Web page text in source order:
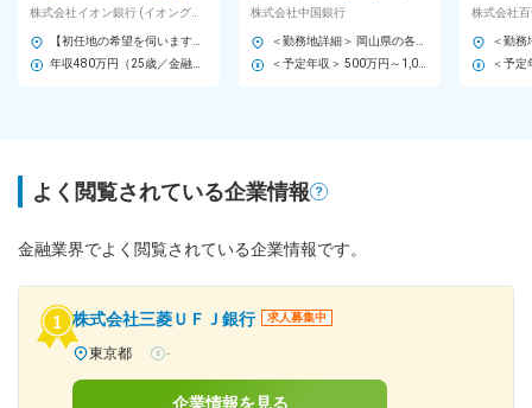
の自社サービスの提案など
をお任せ
残業月15H程度◇キャリア
パス豊富◇ノー残業デー
株式会社中国銀行
旅行会社
者歓迎
株式会社
よく閲覧されている企業情報
金融業界でよく閲覧されている企業情報です。
株式会社三菱ＵＦＪ銀行 求人募集中
東京都 -
企業情報を見る